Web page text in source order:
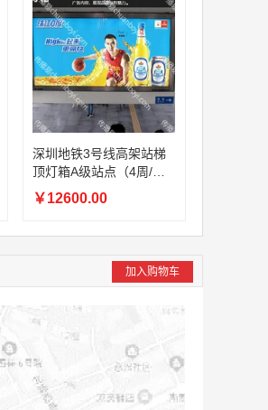
深圳地铁3号线高架站梯
顶灯箱A级站点（4周/
块）
￥12600.00
加入购物车